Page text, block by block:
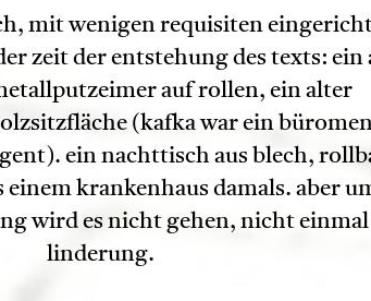
mit wenigen requisiten
zeit der entstehung des texts: ein
auf rollen, ein alter
(kafka war ein
ein nachttisch aus blech,
einem krankenhaus damals. aber
wird es nicht gehen, nicht
linderung.